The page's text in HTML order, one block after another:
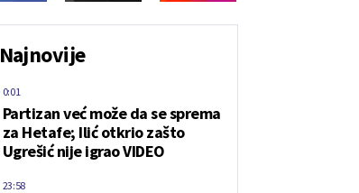
Najnovije
Partizan već može da se sprema
za Hetafe; Ilić otkrio zašto
Ugrešić nije igrao VIDEO
0:01
23:58